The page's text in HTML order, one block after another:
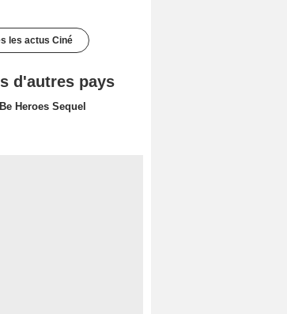
les actus Ciné
d'autres pays
Heroes Sequel